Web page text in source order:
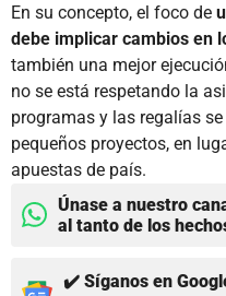
En su concepto, el foco de
debe implicar cambios en
también una mejor
no se está respetando la
programas y las regalías
pequeños proyectos, en
apuestas de país.
Únase a nuestro
al tanto de los
✔️ Síganos en